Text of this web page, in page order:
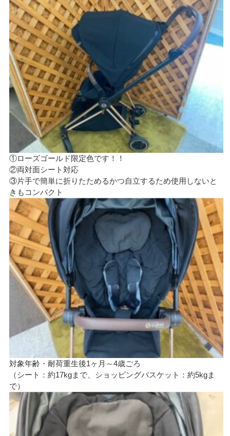
①ローズゴールド限定色です！！
②両対面シート対応
③片手で簡単に折りたためるかつ自立するため使用しないと
きもコンパクト
対象年齢・耐荷重生後1ヶ月～4歳ごろ
（シート：約17kgまで、ショッピングバスケット：約5kgま
で）